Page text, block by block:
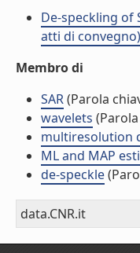
De-speckling of
atti di convegno)
Membro di
SAR(Parola
wavelets
multiresolution
ML and MAP
de-speckle
data.CNR.it